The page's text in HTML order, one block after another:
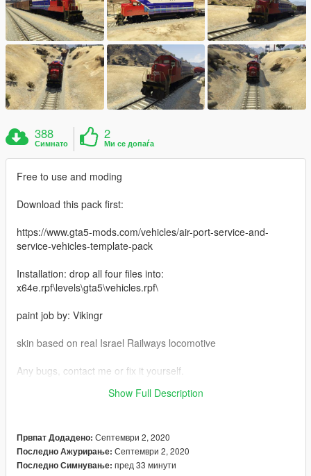
388
Симнато
2
Ми се допаѓа
Free to use and moding
Download this pack first:
https://www.gta5-mods.com/vehicles/air-port-service-and-
service-vehicles-template-pack
Installation: drop all four files into:
x64e.rpf\levels\gta5\vehicles.rpf\
paint job by: Vikingr
skin based on real Israel Railways locomotive
Any bugs, contact me or fix it yourself.
my email: ufd903@mail.ruShow Full Description
Првпат Додадено: Септември 2, 2020
Последно Ажурирање: Септември 2, 2020
Последно Симнување: пред 33 минути